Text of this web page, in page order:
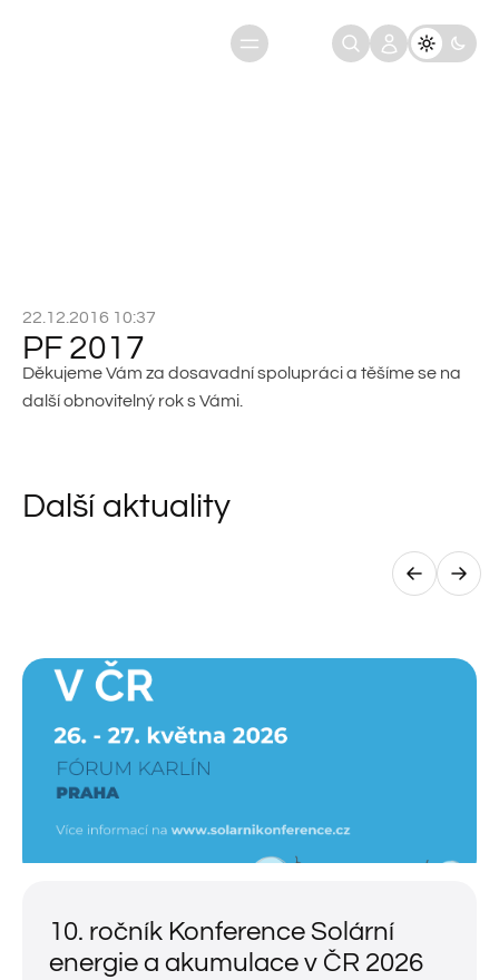
22.12.2016 10:37
PF 2017
Děkujeme Vám za dosavadní spolupráci a těšíme se na
další obnovitelný rok s Vámi.
Další aktuality
10. ročník Konference Solární
energie a akumulace v ČR 2026